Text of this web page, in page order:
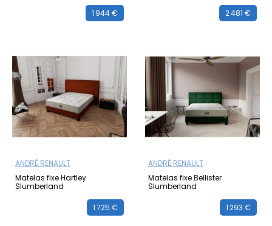
1 944 € 2 481 €
ANDRÉ RENAULT
Matelas fixe Hartley
Slumberland
1 725 €
ANDRÉ RENAULT
Matelas fixe Bellister
Slumberland
1 293 €